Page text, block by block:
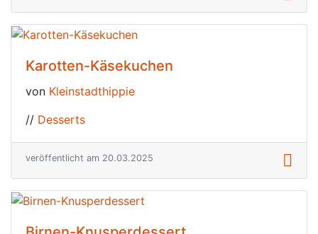
Karotten-Käsekuchen
von Kleinstadthippie
// Desserts
veröffentlicht am 20.03.2025